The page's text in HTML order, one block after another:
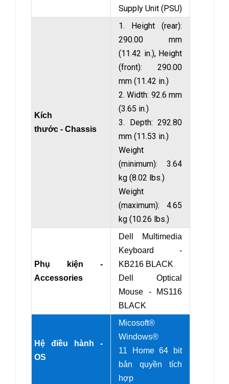
Supply Unit (PSU)
Kích
thước - Chassis
1. Height (rear):
290.00 mm
(11.42 in.), Height
(front): 290.00
mm (11.42 in.)
2. Width: 92.6 mm
(3.65 in.)
3. Depth: 292.80
mm (11.53 in.)
Weight
(minimum): 3.64
kg (8.02 lbs.)
Weight
(maximum): 4.65
kg (10.26 lbs.)
Phụ kiện -
Accessories
Dell Multimedia
Keyboard -
KB216 BLACK
Dell Optical
Mouse - MS116
BLACK
Hệ điều hành -
OS
Micosoft®
Windows®
11 Home 64 bit
bản quyền tích
hợp